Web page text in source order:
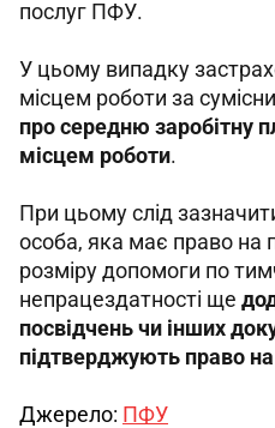
послуг ПФУ.
У цьому випадку
місцем роботи за
про середню заробітну
місцем роботи.
При цьому слід
особа, яка має право на
розміру допомоги по
непрацездатності ще
посвідчень чи інших
підтверджують право на
Джерело: ПФУ